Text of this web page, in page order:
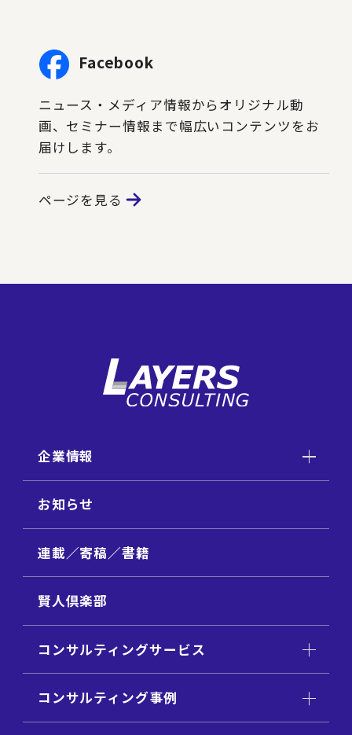
Facebook
ニュース・メディア情報からオリジナル動
画、セミナー情報まで幅広いコンテンツをお
届けします。
ページを見る
企業情報
お知らせ
連載／寄稿／書籍
賢人倶楽部
コンサルティングサービス
コンサルティング事例